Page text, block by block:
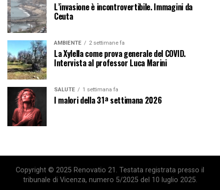
L’invasione è incontrovertibile. Immagini da
Ceuta
AMBIENTE 2 settimane fa
La Xylella come prova generale del COVID.
Intervista al professor Luca Marini
SALUTE 1 settimana fa
I malori della 31ª settimana 2026
Copyright © 2025 Renovatio 21. Testata registrata presso il
tribunale di Vicenza, numero 5/2025 del 10 luglio 2025.